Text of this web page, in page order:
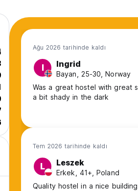
Ağu 2026 tarihinde kaldı
I Ingrid
Bayan, 25-30, Norway
Was a great hostel with great
a bit shady in the dark
Tem 2026 tarihinde kaldı
L Leszek
Erkek, 41+, Poland
Quality hostel in a nice